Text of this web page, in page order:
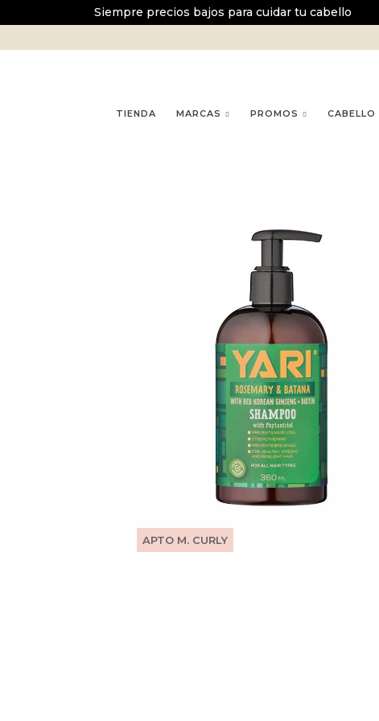
al
contenido
Siempre precios bajos para cuidar tu cabello
TIENDA MARCAS PROMOS CABELLO
APTO M. CURLY